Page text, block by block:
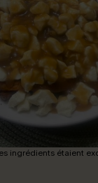
ingrédients étaient